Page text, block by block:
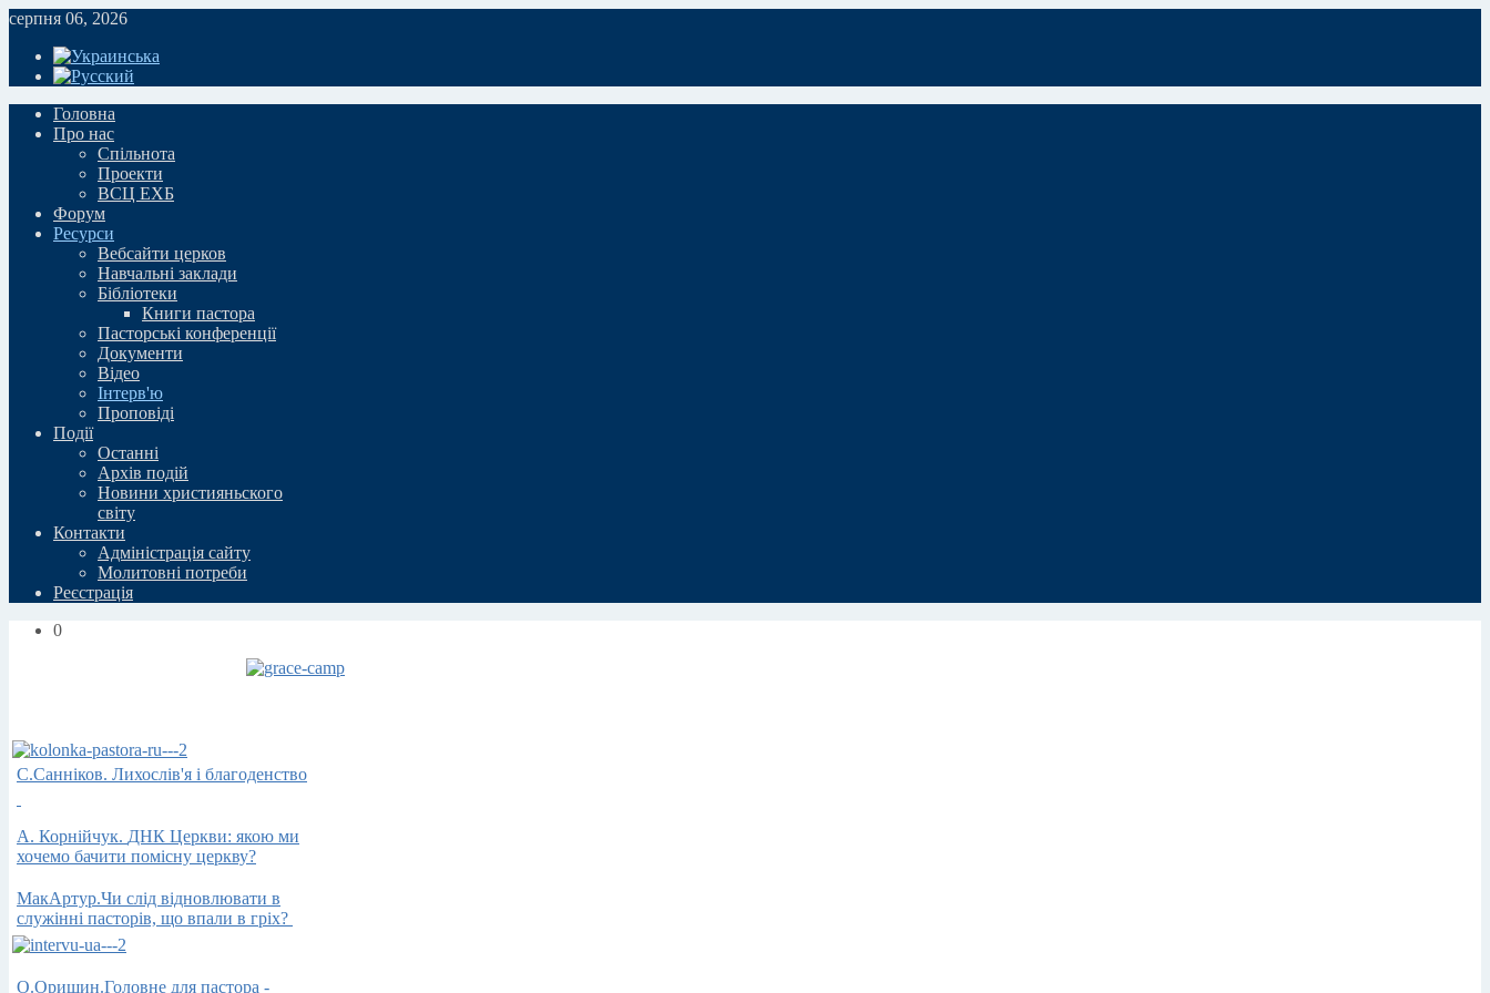
серпня 06, 2026
Головна
Про нас
Спільнота
Проекти
ВСЦ ЕХБ
Форум
Ресурси
Вебсайти церков
Навчальні заклади
Бібліотеки
Книги пастора
Пасторські конференції
Документи
Відео
Iнтерв'ю
Проповіді
Події
Останні
Архів подій
Новини християньского
свiту
Контакти
Адміністрація сайту
Молитовні потреби
Реєстрація
0
С.Санніков. Лихослів'я і благоденство
А. Корнійчук. ДНК Церкви: якою ми
хочемо бачити помісну церкву?
МакАртур.Чи слід відновлювати в
служінні пасторів, що впали в гріх?
О.Орищин.Головне для пастора -